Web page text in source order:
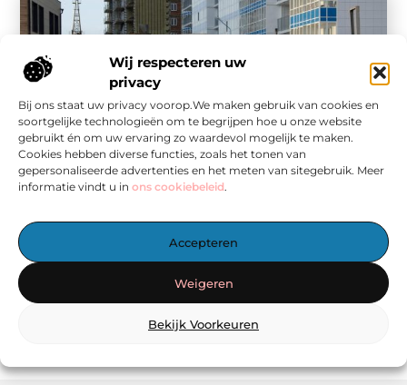
Wij respecteren uw
privacy
Bij ons staat uw privacy voorop.We maken gebruik van cookies en
soortgelijke technologieën om te begrijpen hoe u onze website
gebruikt én om uw ervaring zo waardevol mogelijk te maken.
Cookies hebben diverse functies, zoals het tonen van
gepersonaliseerde advertenties en het meten van sitegebruik. Meer
informatie vindt u in ons cookiebeleid.
Accepteren
Weigeren
Bekijk Voorkeuren
Aanbiedingen
Hoe blijf je up-to-date met innovaties in de
voortdurend in ontwikkeling. ...